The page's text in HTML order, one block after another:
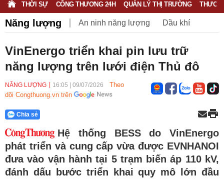
THỜI SỰ CÔNG THƯƠNG 24H QUẢN LÝ THỊ TRƯỜNG
Năng lượng An ninh năng lượng Dầu khí
Năng lượng tái tạo
VinEnergo triển khai pin lưu trữ
năng lượng trên lưới điện Thủ đô
NĂNG LƯỢNG 16:05 09/07/2026
Theo
dõi Congthuong.vn trên
Chia sẻ
Hệ thống BESS do VinEnergo
phát triển và cung cấp vừa được EVNHANOI
đưa vào vận hành tại 5 trạm biến áp 110 kV,
đánh dấu bước triển khai quy mô lớn đầu